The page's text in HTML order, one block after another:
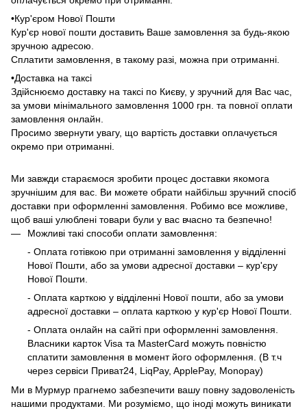
•Кур'єром Нової Пошти
Кур'єр нової пошти доставить Ваше замовлення за будь-якою
зручною адресою.
Сплатити замовлення, в такому разі, можна при отриманні.
•Доставка на таксі
Здійснюємо доставку на таксі по Києву, у зручний для Вас час,
за умови мінімального замовлення 1000 грн. та повної оплати
замовлення онлайн.
Просимо звернути увагу, що вартість доставки оплачується
окремо при отриманні.
Ми завжди стараємося зробити процес доставки якомога
зручнішим для вас. Ви можете обрати найбільш зручний спосіб
доставки при оформленні замовлення. Робимо все можливе,
щоб ваші улюблені товари були у вас вчасно та безпечно!
Можливі такі способи оплати замовлення:
- Оплата готівкою при отриманні замовлення у відділенні
Нової Пошти, або за умови адресної доставки – кур'єру
Нової Пошти.
- Оплата карткою у відділенні Нової пошти, або за умови
адресної доставки – оплата карткою у кур'єр Нової Пошти.
- Оплата онлайн на сайті при оформленні замовлення.
Власники карток Visa та MasterCard можуть повністю
сплатити замовлення в момент його оформлення. (В т.ч
через сервіси Приват24, LiqPay, ApplePay, Monopay)
Ми в Мурмур прагнемо забезпечити вашу повну задоволеність
нашими продуктами. Ми розуміємо, що іноді можуть виникати